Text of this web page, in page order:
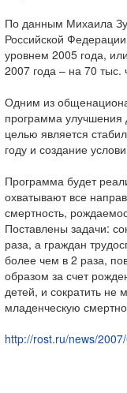
По данным Михаила
Российской
уровнем 2005 года,
2007 года – на 70 тыс.
Одним из
программа улучшения
целью является
году и создание
Программа будет
охватывают все
смертность,
Поставлены задачи:
раза, а граждан
более чем в 2 раза,
образом за счет
детей, и сократить не
младенческую
http://rost.ru/news/